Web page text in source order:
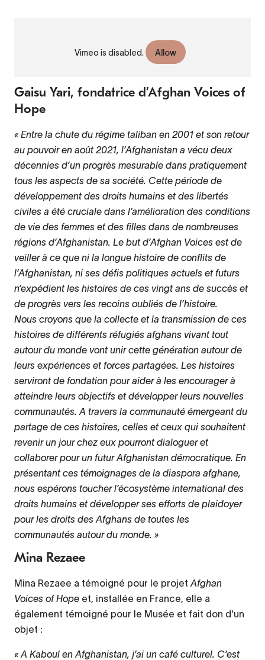
Afghan voicesVimeo is disabled. Allow
Gaisu Yari, fondatrice d’Afghan Voices of
Hope
« Entre la chute du régime taliban en 2001 et son retour
au pouvoir en août 2021, l’Afghanistan a vécu deux
décennies d’un progrès mesurable dans pratiquement
tous les aspects de sa société. Cette période de
développement des droits humains et des libertés
civiles a été cruciale dans l’amélioration des conditions
de vie des femmes et des filles dans de nombreuses
régions d’Afghanistan. Le but d’Afghan Voices est de
veiller à ce que ni la longue histoire de conflits de
l’Afghanistan, ni ses défis politiques actuels et futurs
n’expédient les histoires de ces vingt ans de succès et
de progrès vers les recoins oubliés de l’histoire.
Nous croyons que la collecte et la transmission de ces
histoires de différents réfugiés afghans vivant tout
autour du monde vont unir cette génération autour de
leurs expériences et forces partagées. Les histoires
serviront de fondation pour aider à les encourager à
atteindre leurs objectifs et développer leurs nouvelles
communautés. A travers la communauté émergeant du
partage de ces histoires, celles et ceux qui souhaitent
revenir un jour chez eux pourront dialoguer et
collaborer pour un futur Afghanistan démocratique. En
présentant ces témoignages de la diaspora afghane,
nous espérons toucher l’écosystème international des
droits humains et développer ses efforts de plaidoyer
pour les droits des Afghans de toutes les
communautés autour du monde. »
Mina Rezaee
Mina Rezaee a témoigné pour le projet Afghan
Voices of Hope et, installée en France, elle a
également témoigné pour le Musée et fait don d'un
objet :
« A Kaboul en Afghanistan, j’ai un café culturel. C’est